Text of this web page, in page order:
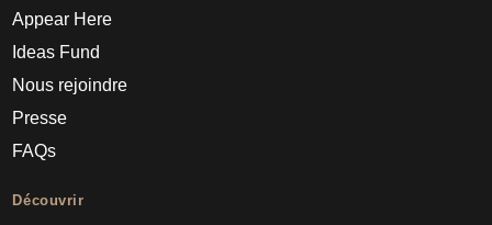
Appear Here
Ideas Fund
Nous rejoindre
Presse
FAQs
Découvrir